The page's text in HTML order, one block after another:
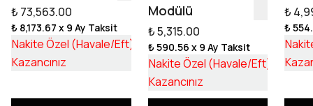
₺ 73,563.00
₺ 8,173.67 x 9 Ay Taksit
Nakite Özel (Havale/Eft) ₺ 55,253.17
Kazancınız ₺ 18,309.83
Modülü
₺ 5,315.00
₺ 590.56 x 9 Ay Taksit
Nakite Özel (Havale/Eft) ₺
Kazancınız
₺
₺